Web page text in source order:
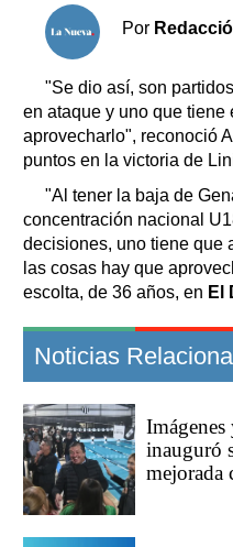
Clasificados
Horóscopo
Servicios
Por
"Se dio así, son
en ataque y uno que
aprovecharlo", reconoció
puntos en la victoria de
"Al tener la baja de
concentración nacional
decisiones, uno tiene que
las cosas hay que
escolta, de 36 años, en El
Noticias
inauguró
mejorada